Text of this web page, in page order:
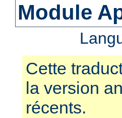
Module
Cette
la version
récents.